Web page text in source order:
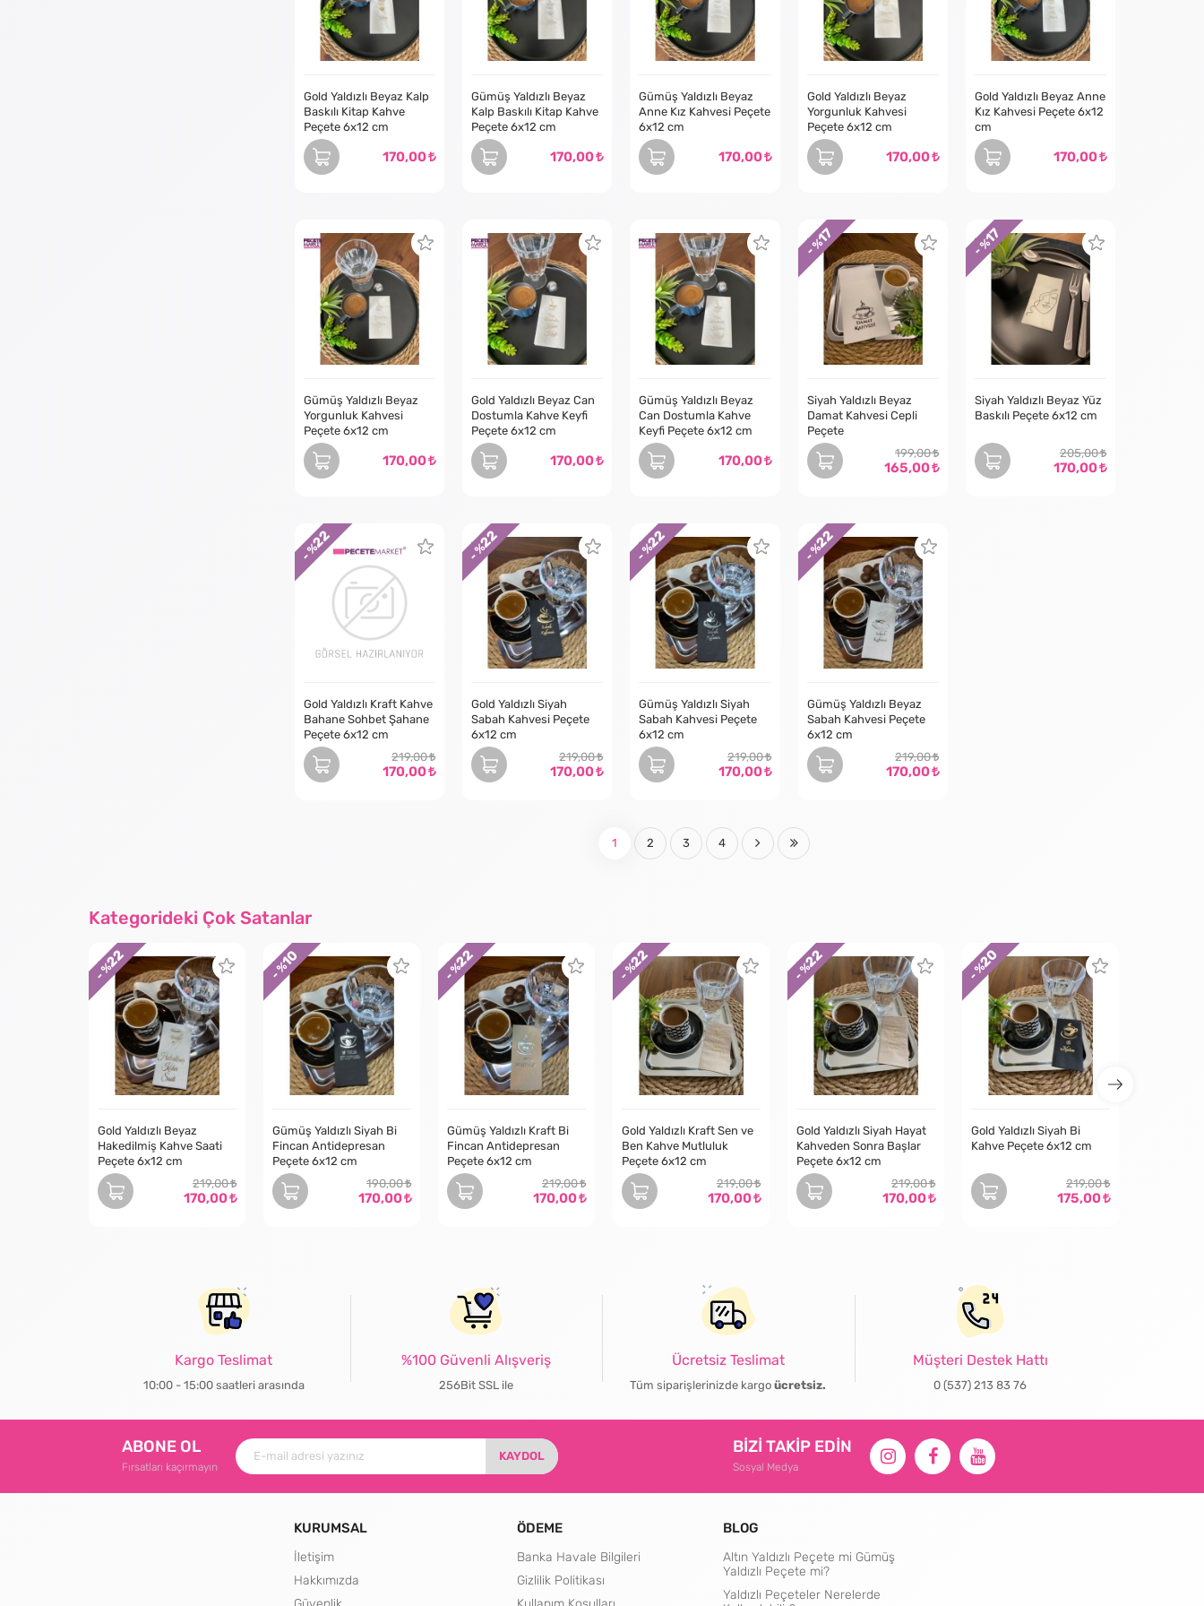
Yaldızlı kahve sunumları, günlük kahvenize zarafet katmanın kolay bir yoludur. İster kendi kahve deneyiminizi bir üst seviyeye taşımak isteyen
bir kahve tutkunu olun, isterseniz misafirlerinizi etkilemek isteyen bir ev sahibi olun, yaldızlı kahve sunumları mutlaka denenmeli. Dayanıklı ve
Gold Yaldızlı Beyaz Kalp
Baskılı Kitap Kahve
Peçete 6x12 cm
170,00
Gümüş Yaldızlı Beyaz
Kalp Baskılı Kitap Kahve
Peçete 6x12 cm
170,00
Gümüş Yaldızlı Beyaz
Anne Kız Kahvesi Peçete
6x12 cm
170,00
Gold Yaldızlı Beyaz
Yorgunluk Kahvesi
Peçete 6x12 cm
170,00
Gold Yaldızlı Beyaz Anne
Kız Kahvesi Peçete 6x12
cm
170,00
Gümüş Yaldızlı Beyaz
Yorgunluk Kahvesi
Peçete 6x12 cm
170,00
Gold Yaldızlı Beyaz Can
Dostumla Kahve Keyfi
Peçete 6x12 cm
170,00
Gümüş Yaldızlı Beyaz
Can Dostumla Kahve
Keyfi Peçete 6x12 cm
170,00
Siyah Yaldızlı Beyaz
Damat Kahvesi Cepli
Peçete
199,00
165,00
- %
17
Siyah Yaldızlı Beyaz Yüz
Baskılı Peçete 6x12 cm
205,00
170,00
- %
17
Gold Yaldızlı Kraft Kahve
Bahane Sohbet Şahane
Peçete 6x12 cm
219,00
170,00
- %
22
Gold Yaldızlı Siyah
Sabah Kahvesi Peçete
6x12 cm
219,00
170,00
- %
22
Gümüş Yaldızlı Siyah
Sabah Kahvesi Peçete
6x12 cm
219,00
170,00
- %
22
Gümüş Yaldızlı Beyaz
Sabah Kahvesi Peçete
6x12 cm
219,00
170,00
- %
22
1 2 3 4
Kategorideki Çok Satanlar
Gold Yaldızlı Beyaz
Hakedilmiş Kahve Saati
Peçete 6x12 cm
219,00
170,00
- %
22
Gümüş Yaldızlı Siyah Bi
Fincan Antidepresan
Peçete 6x12 cm
190,00
170,00
- %
10
Gümüş Yaldızlı Kraft Bi
Fincan Antidepresan
Peçete 6x12 cm
219,00
170,00
- %
22
Gold Yaldızlı Kraft Sen ve
Ben Kahve Mutluluk
Peçete 6x12 cm
219,00
170,00
- %
22
Gold Yaldızlı Siyah Hayat
Kahveden Sonra Başlar
Peçete 6x12 cm
219,00
170,00
- %
22
Gold Yaldızlı Siyah Bi
Kahve Peçete 6x12 cm
219,00
175,00
- %
20
Kargo Teslimat
10:00 - 15:00 saatleri arasında
%100 Güvenli Alışveriş
256Bit SSL ile
Ücretsiz Teslimat
Tüm siparişlerinizde kargoücretsiz.
Müşteri Destek Hattı
0 (537) 213 83 76
ABONE OL
Fırsatları kaçırmayın
KAYDOL
BİZİ TAKİP EDİN
Sosyal Medya
KURUMSAL
İletişim
Hakkımızda
ÖDEME
Banka Havale Bilgileri
Gizlilik Politikası
BLOG
Altın Yaldızlı Peçete mi Gümüş
Yaldızlı Peçete mi?
Yaldızlı Peçeteler Nerelerde